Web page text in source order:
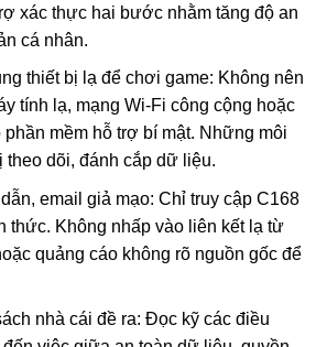
xác thực hai bước nhằm tăng độ an
cá nhân.
thiết bị lạ để chơi game: Không nên
tính lạ, mạng Wi-Fi công cộng hoặc
phần mềm hỗ trợ bí mật. Những môi
dõi, đánh cắp dữ liệu.
email giả mạo: Chỉ truy cập C168
thức. Không nhấp vào liên kết lạ từ
quảng cáo không rõ nguồn gốc để
nhà cái đề ra: Đọc kỹ các điều